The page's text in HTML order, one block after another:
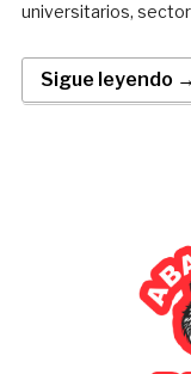
universitarios,
Sigue leyendo →